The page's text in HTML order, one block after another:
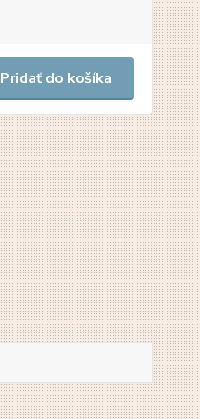
Pridať do košíka